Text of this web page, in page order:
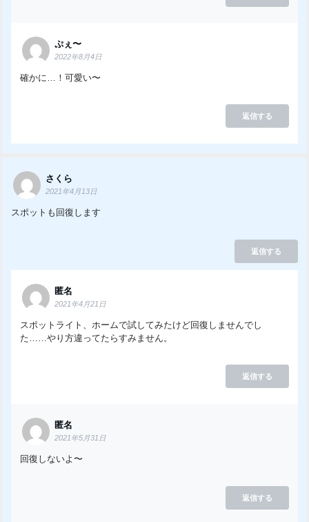
ぷぇ〜
2022年8月4日
確かに…！可愛い〜
返信する
さくら
2021年4月13日
スポットも回復します
返信する
匿名
2021年4月21日
スポットライト、ホームで試してみたけど回復しませんでし
た……やり方違ってたらすみません。
返信する
匿名
2021年5月31日
回復しないよ〜
返信する